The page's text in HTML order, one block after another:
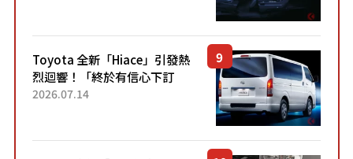
「三...
Toyota 全新「Hiace」引發熱
烈迴響！「終於有信心下訂
了！」「哪個等級交車最
車？...
2026.07.14